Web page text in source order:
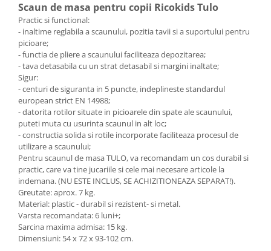
Scaun masa copii
La plimbare
Biciclete
Biciclete copii cu roti 10 inch (2-4
ani)
Biciclete copii cu roti 12 inch (3-6
ani)
Biciclete copii cu roti 14 inch (3-7
ani)
Biciclete copii cu roti 16 inch (4-9
ani)
Biciclete copii cu roti 20 inch
Biciclete cu roti 24 inch
Biciclete cu roti 26 inch
Biciclete cu roti 27 inch
Triciclete copii si adulti
Scaun de masa pentru copii Ricokids Tulo
Practic si functional:
- inaltime reglabila a scaunului, pozitia tavii si a suportului pentru
picioare;
- functia de pliere a scaunului faciliteaza depozitarea;
- tava detasabila cu un strat detasabil si margini inaltate;
Sigur:
- centuri de siguranta in 5 puncte, indeplineste standardul
european strict EN 14988;
- datorita rotilor situate in picioarele din spate ale scaunului,
puteti muta cu usurinta scaunul in alt loc;
- constructia solida si rotile incorporate faciliteaza procesul de
utilizare a scaunului;
Pentru scaunul de masa TULO, va recomandam un cos durabil si
practic, care va tine jucariile si cele mai necesare articole la
indemana. (NU ESTE INCLUS, SE ACHIZITIONEAZA SEPARAT!).
Greutate: aprox. 7 kg.
Material: plastic - durabil si rezistent- si metal.
Varsta recomandata: 6 luni+;
Sarcina maxima admisa: 15 kg.
Dimensiuni: 54 x 72 x 93-102 cm.